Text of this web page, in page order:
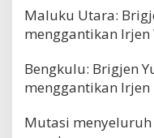
Maluku Utara:
menggantikan Irjen
Bengkulu: Brigjen
menggantikan
Mutasi